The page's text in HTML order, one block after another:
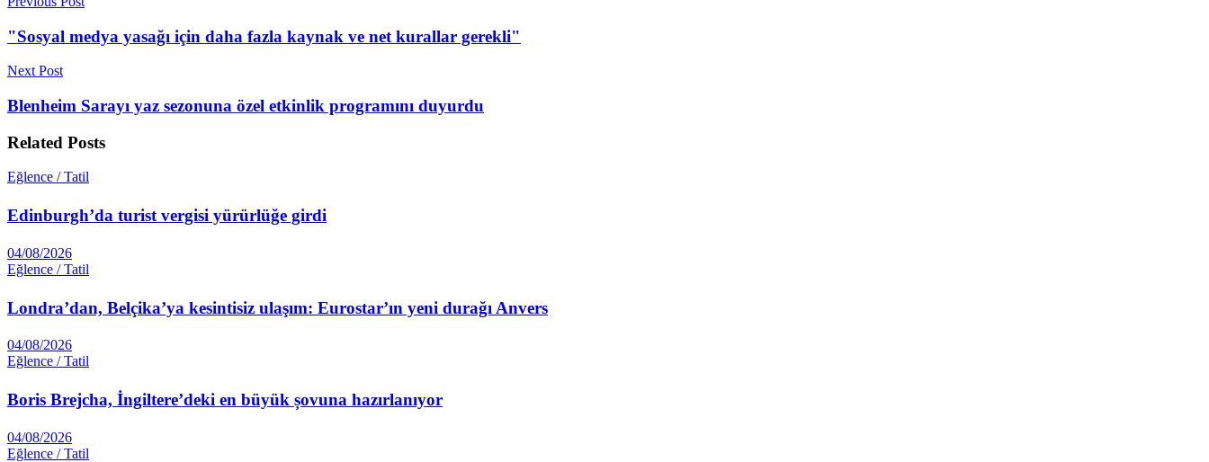
"Sosyal medya yasağı için daha fazla kaynak ve net kurallar gerekli"
Next Post
Blenheim Sarayı yaz sezonuna özel etkinlik programını duyurdu
Related Posts
Eğlence / Tatil
Edinburgh’da turist vergisi yürürlüğe girdi
04/08/2026
Eğlence / Tatil
Londra’dan, Belçika’ya kesintisiz ulaşım: Eurostar’ın yeni durağı Anvers
04/08/2026
Eğlence / Tatil
Boris Brejcha, İngiltere’deki en büyük șovuna hazırlanıyor
04/08/2026
Eğlence / Tatil